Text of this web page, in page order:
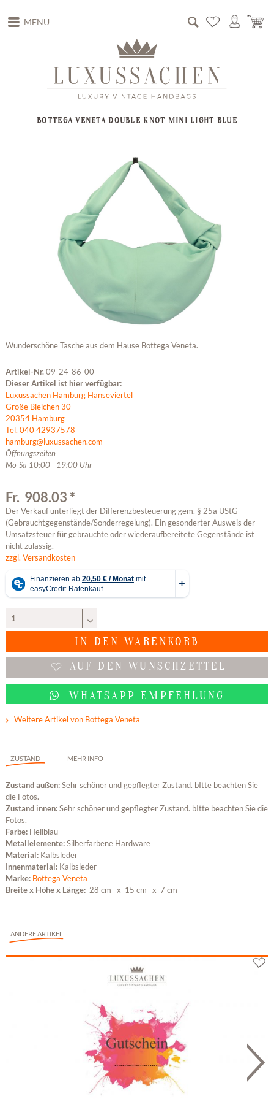
MENÜ
BOTTEGA VENETA DOUBLE KNOT MINI LIGHT BLUE
Wunderschöne Tasche aus dem Hause Bottega Veneta.
Artikel-Nr.09-24-86-00
Dieser Artikel ist hier verfügbar:
Luxussachen Hamburg Hanseviertel
Große Bleichen 30
20354 Hamburg
Tel. 040 42937578
hamburg@luxussachen.com
Öffnungszeiten
Mo-Sa 10:00 - 19:00 Uhr
Fr. 908.03 *
Der Verkauf unterliegt der Differenzbesteuerung gem. § 25a UStG
(Gebrauchtgegenstände/Sonderregelung). Ein gesonderter Ausweis der
Umsatzsteuer für gebrauchte oder wiederaufbereitete Gegenstände ist
nicht zulässig.
zzgl. Versandkosten
IN DEN WARENKORB
AUF DEN WUNSCHZETTEL
WHATSAPP EMPFEHLUNG
Weitere Artikel von Bottega Veneta
ZUSTAND MEHR INFO
Zustand außen:Sehr schöner und gepflegter Zustand. bItte beachten Sie
die Fotos.
Zustand innen:Sehr schöner und gepflegter Zustand. bItte beachten Sie die
Fotos.
Farbe: Hellblau
Metallelemente:Silberfarbene Hardware
Material: Kalbsleder
Innenmaterial: Kalbsleder
Marke: Bottega Veneta
Breite x Höhe x Länge: 28 cm x 15 cm x 7 cm
ANDERE ARTIKEL